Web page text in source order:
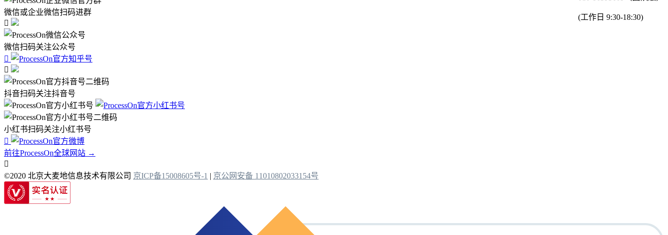
(工作日 9:30-18:30)
微信或企业微信扫码进群

微信扫码关注公众号


抖音扫码关注抖音号
小红书扫码关注小红书号

前往ProcessOn全球网站 →

©2020 北京大麦地信息技术有限公司 京ICP备15008605号-1 | 京公网安备 11010802033154号